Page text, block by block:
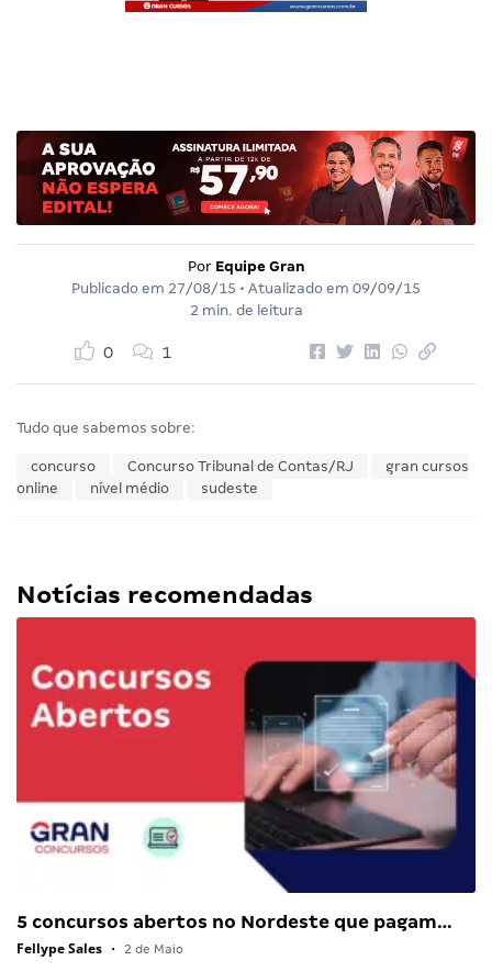
Por Equipe Gran
Publicado em 27/08/15 • Atualizado em 09/09/15
2 min. de leitura
0 1
Tudo que sabemos sobre:
concurso Concurso Tribunal de Contas/RJ
gran cursos
online
nível médio sudeste
Notícias recomendadas
5 concursos abertos no Nordeste que pagam…
Fellype Sales • 2 de Maio